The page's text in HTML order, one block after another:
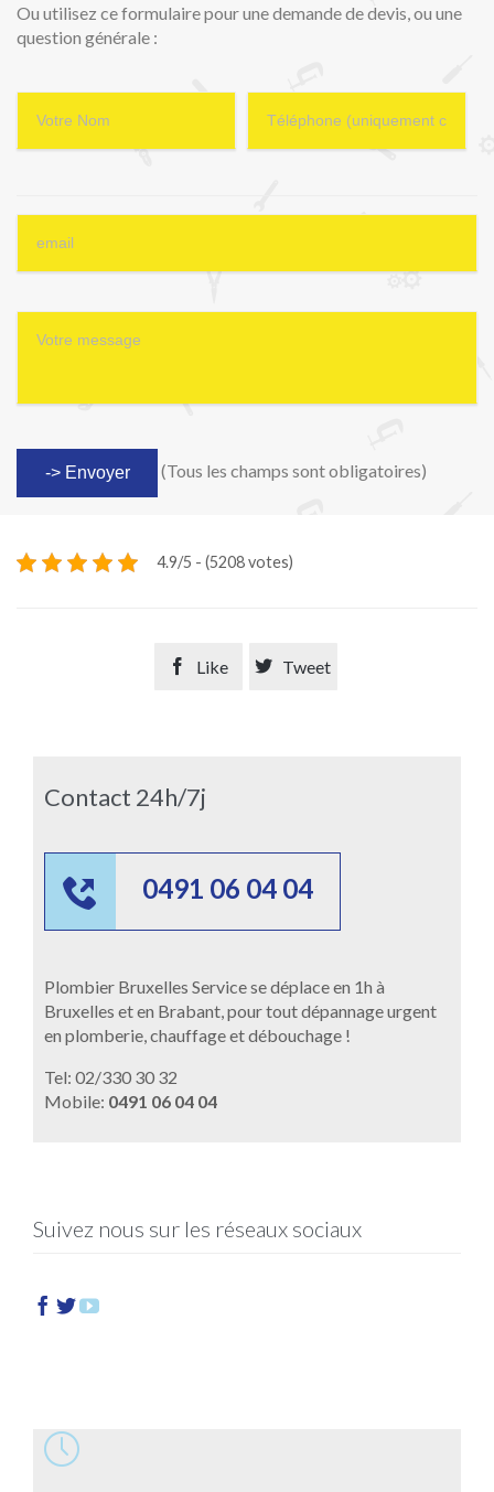
Ou utilisez ce formulaire pour une demande de devis, ou une
question générale :
(Tous les champs sont obligatoires)
4.9/5 - (5208 votes)
 Like  Tweet
Contact 24h/7j
 0491 06 04 04
Plombier Bruxelles Service se déplace en 1h à
Bruxelles et en Brabant, pour tout dépannage urgent
en plomberie, chauffage et débouchage !
Tel: 02/330 30 32
Mobile: 0491 06 04 04
Suivez nous sur les réseaux sociaux
 
